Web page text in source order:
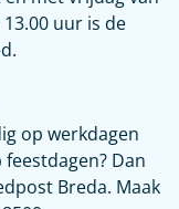
uur is de
op werkdagen
Dan
Breda. Maak